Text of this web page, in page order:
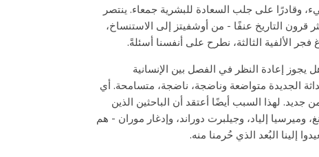
وقادرًا على جلب السعادة للبشرية جمعاء. ينتصر
قرون التاريخ عنفًا - من أوشفيتز إلى الاستنساخ،
الألفية الثالثة، نطرح على أنفسنا أسئلةً.
إعادة النظر في الفصل بين الإنسانية
الجديدة متواضعة وناضجة، ناضجة، متسامحة. أي
جديد. لهذا السبب أيضًا أعتقد أن الباحثين الذين
إلياد، وجيلبرت دوراند، وإدغار موران - هم
إلينا البُعد الذي حُرمنا منه.